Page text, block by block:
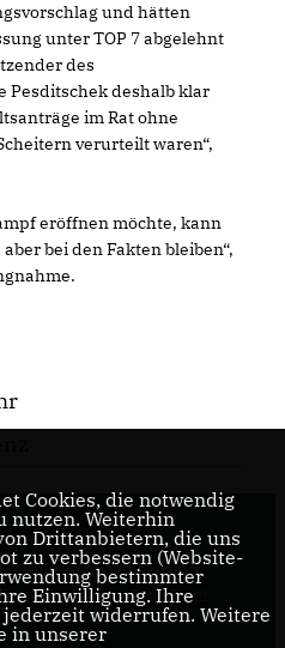
und hätten
unter TOP 7 abgelehnt
des
Pesditschek deshalb klar
im Rat ohne
verurteilt waren“,
eröffnen möchte, kann
bei den Fakten bleiben“,
im Rat der Stadt
Informationen rund
der zweitgrößten Stadt
Cookies, die notwendig
nutzen. Weiterhin
Drittanbietern, die uns
zu verbessern (Website-
bestimmter
Einwilligung. Ihre
widerrufen. Weitere
in unserer